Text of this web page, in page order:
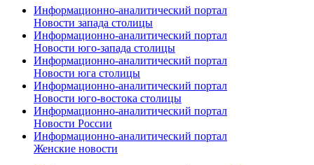
Информационно-аналитический портал
Новости запада столицы
Информационно-аналитический портал
Новости юго-запада столицы
Информационно-аналитический портал
Новости юга столицы
Информационно-аналитический портал
Новости юго-востока столицы
Информационно-аналитический портал
Новости России
Информационно-аналитический портал
Женские новости